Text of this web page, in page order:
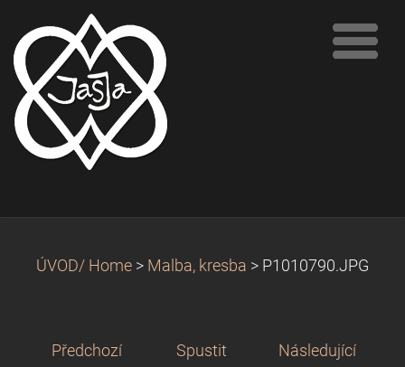
ÚVOD/ Home > Malba, kresba > P1010790.JPG
Předchozí
Spustit
Následující